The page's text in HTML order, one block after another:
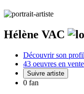
Hélène VAC
Découvrir son profil
43 oeuvres en vente
Suivre artiste
0 fan